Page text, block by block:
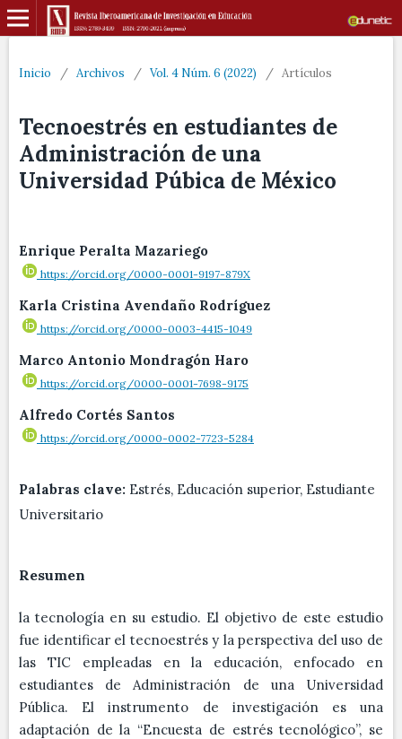
Inicio / Archivos / Vol. 4 Núm. 6 (2022) / Artículos
Tecnoestrés en estudiantes de
Administración de una
Universidad Púbica de México
Enrique Peralta Mazariego
https://orcid.org/0000-0001-9197-879X
Karla Cristina Avendaño Rodríguez
https://orcid.org/0000-0003-4415-1049
Marco Antonio Mondragón Haro
https://orcid.org/0000-0001-7698-9175
Alfredo Cortés Santos
https://orcid.org/0000-0002-7723-5284
Palabras clave: Estrés, Educación superior, Estudiante
Universitario
Resumen
la tecnología en su estudio. El objetivo de este estudio
fue identificar el tecnoestrés y la perspectiva del uso de
las TIC empleadas en la educación, enfocado en
estudiantes de Administración de una Universidad
Pública. El instrumento de investigación es una
adaptación de la “Encuesta de estrés tecnológico”, se